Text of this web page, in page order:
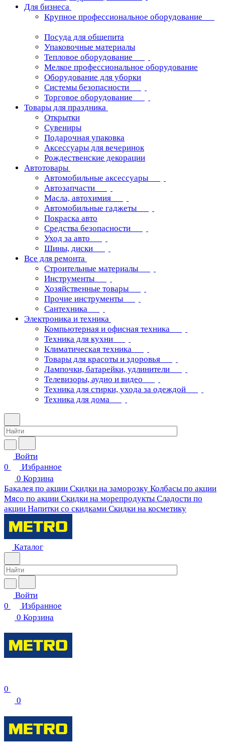
Для бизнеса
Крупное профессиональное оборудование
Посуда для общепита
Упаковочные материалы
Тепловое оборудование
Мелкое профессиональное оборудование
Оборудование для уборки
Системы безопасности
Торговое оборудование
Товары для праздника
Открытки
Сувениры
Подарочная упаковка
Аксессуары для вечеринок
Рождественские декорации
Автотовары
Автомобильные аксессуары
Автозапчасти
Масла, автохимия
Автомобильные гаджеты
Покраска авто
Средства безопасности
Уход за авто
Шины, диски
Все для ремонта
Строительные материалы
Инструменты
Хозяйственные товары
Прочие инструменты
Сантехника
Электроника и техника
Компьютерная и офисная техника
Техника для кухни
Климатическая техника
Товары для красоты и здоровья
Лампочки, батарейки, удлинители
Телевизоры, аудио и видео
Техника для стирки, ухода за одеждой
Техника для дома
Войти
0
Избранное
0 Корзина
Бакалея по акции Скидки на заморозку Колбасы по акции
Мясо по акции Скидки на морепродукты Сладости по
акции Напитки со скидками Скидки на косметику
Каталог
Войти
0
Избранное
0 Корзина
0
0